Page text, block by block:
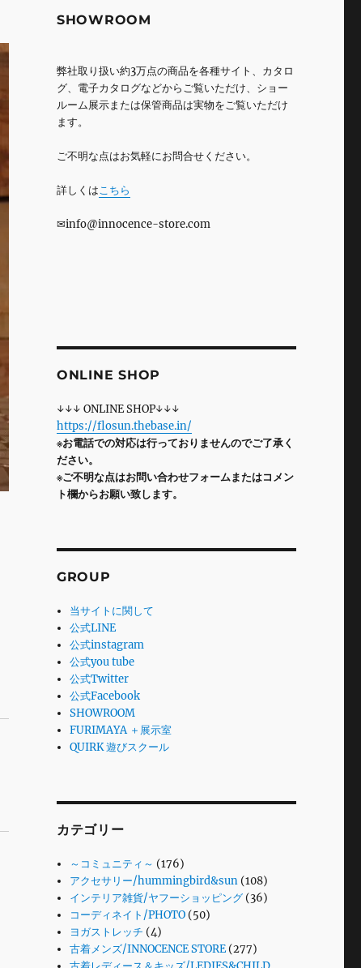
SHOWROOM
弊社取り扱い約3万点の商品を各種サイト、カタロ
グ、電子カタログなどからご覧いただけ、ショー
ルーム展示または保管商品は実物をご覧いただけ
ます。
ご不明な点はお気軽にお問合せください。
詳しくはこちら
✉info@innocence-store.com
ONLINE SHOP
↓↓↓ ONLINE SHOP↓↓↓
https://flosun.thebase.in/
※お電話での対応は行っておりませんのでご了承く
ださい。
※ご不明な点はお問い合わせフォームまたはコメン
ト欄からお願い致します。
GROUP
当サイトに関して
公式LINE
公式instagram
公式you tube
公式Twitter
公式Facebook
SHOWROOM
FURIMAYA ＋展示室
QUIRK 遊びスクール
カテゴリー
～コミュニティ～ (176)
アクセサリー/hummingbird&sun (108)
インテリア雑貨/ヤフーショッピング (36)
コーディネイト/PHOTO (50)
ヨガストレッチ (4)
古着メンズ/INNOCENCE STORE (277)